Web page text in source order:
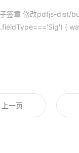
签章 修改pdfjs-dist/
{
上一页